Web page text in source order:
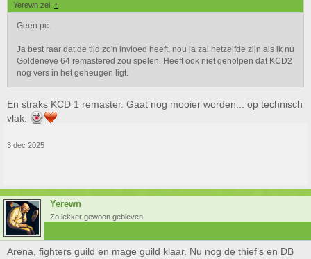
Yerewn zei: ↑
Geen pc.
Ja best raar dat de tijd zo'n invloed heeft, nou ja zal hetzelfde zijn als ik nu
Goldeneye 64 remastered zou spelen. Heeft ook niet geholpen dat KCD2
nog vers in het geheugen ligt.
En straks KCD 1 remaster. Gaat nog mooier worden... op technisch
vlak.
3 dec 2025
Yerewn
Zo lekker gewoon gebleven
Arena, fighters guild en mage guild klaar. Nu nog de thief’s en DB